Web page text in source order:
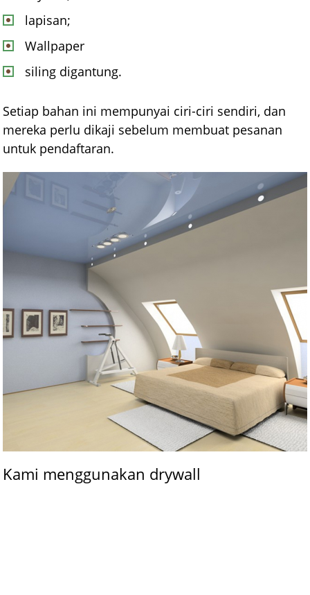
lapisan;
Wallpaper
siling digantung.
Setiap bahan ini mempunyai ciri-ciri sendiri, dan
mereka perlu dikaji sebelum membuat pesanan
untuk pendaftaran.
Kami menggunakan drywall